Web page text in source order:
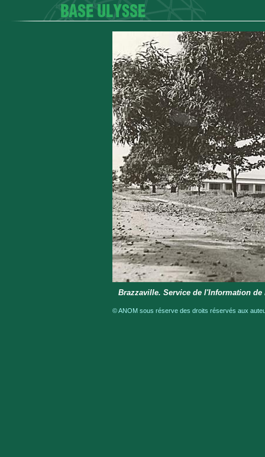
Brazzaville. Service de l'Information de
© ANOM sous réserve des droits réservés aux